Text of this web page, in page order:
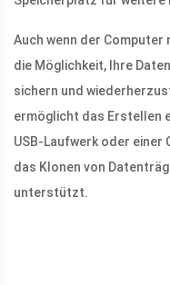
Auch wenn der
die Möglichkeit, Ihre
sichern und
ermöglicht das Erstellen
USB-Laufwerk oder einer
das Klonen von
unterstützt.